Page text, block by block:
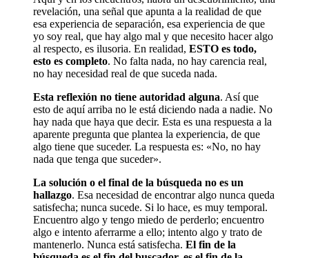
revelación, una señal que apunta a la realidad de que
esa experiencia de separación, esa experiencia de que
yo soy real, que hay algo mal y que necesito hacer algo
al respecto, es ilusoria. En realidad, ESTO es todo,
esto es completo. No falta nada, no hay carencia real,
no hay necesidad real de que suceda nada.
Esta reflexión no tiene autoridad alguna. Así que
esto de aquí arriba no le está diciendo nada a nadie. No
hay nada que haya que decir. Esta es una respuesta a la
aparente pregunta que plantea la experiencia, de que
algo tiene que suceder. La respuesta es: «No, no hay
nada que tenga que suceder».
La solución o el final de la búsqueda no es un
hallazgo. Esa necesidad de encontrar algo nunca queda
satisfecha; nunca sucede. Si lo hace, es muy temporal.
Encuentro algo y tengo miedo de perderlo; encuentro
algo e intento aferrarme a ello; intento algo y trato de
mantenerlo. Nunca está satisfecha. El fin de la